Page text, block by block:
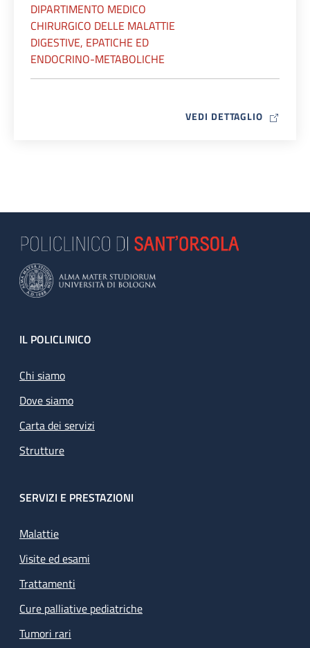
DIPARTIMENTO MEDICO
CHIRURGICO DELLE MALATTIE
DIGESTIVE, EPATICHE ED
ENDOCRINO-METABOLICHE
VEDI DETTAGLIO MAP ICON
Footer
IL POLICLINICO
Chi siamo
Dove siamo
Carta dei servizi
Strutture
SERVIZI E PRESTAZIONI
Malattie
Visite ed esami
Trattamenti
Cure palliative pediatriche
Tumori rari